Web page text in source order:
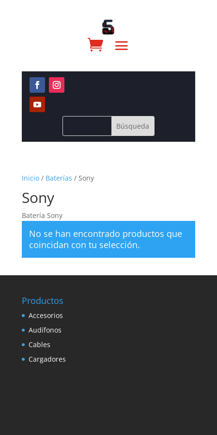
Inicio/ Baterías / Sony
Sony
Batería Sony
No se han encontrado productos que
coincidan con tu selección.
Productos
Accesorios
Audífonos
Cables
Cargadores